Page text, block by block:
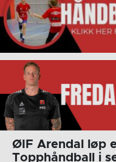
ØIF Arendal løp
Topphåndball i